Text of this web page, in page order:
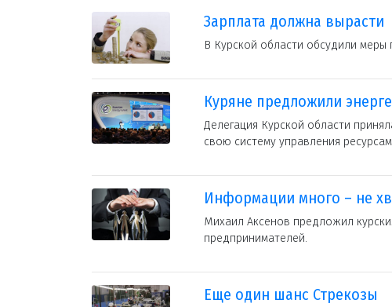
Зарплата должна вырасти
В Курской области обсудили
Куряне предложили
Делегация Курской области
свою систему управления
Информации много – не
Михаил Аксенов предложил
предпринимателей.
Еще один шанс Стрекозы